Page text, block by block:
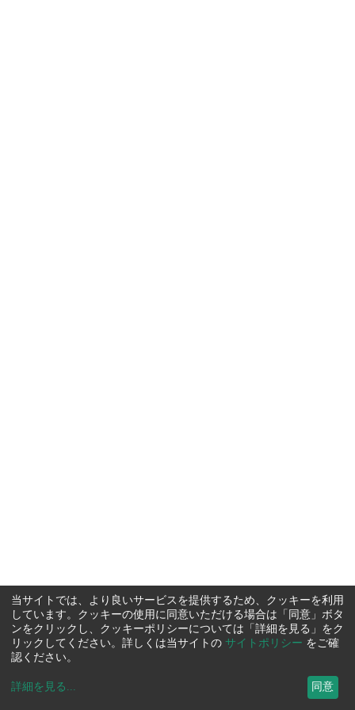
当サイトでは、より良いサービスを提供するため、クッキーを利用
しています。クッキーの使用に同意いただける場合は「同意」ボタ
ンをクリックし、クッキーポリシーについては「詳細を見る」をク
リックしてください。詳しくは当サイトの サイトポリシー をご確
認ください。
詳細を見る ... 同意